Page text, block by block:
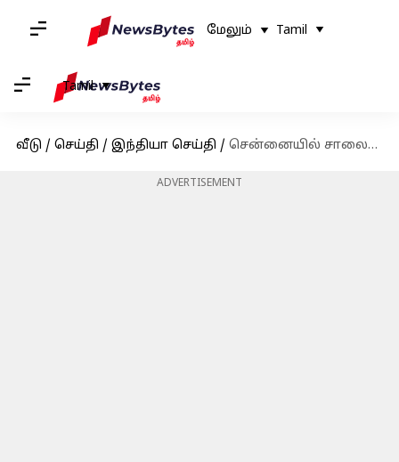
மேலும் Tamil
Tamil
வீடு / செய்தி / இந்தியா செய்தி / சென்னையில் சாலையில் தேங்கிய மழைநீர் - போக்குவரத்து பாதிப்பு
ADVERTISEMENT